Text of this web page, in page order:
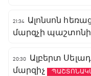
21:34 Ալոնսոն
մարզչի
20:30
Ալբերտ
մարզիչ